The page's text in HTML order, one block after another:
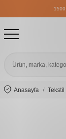
1500
Anasayfa Tekstil